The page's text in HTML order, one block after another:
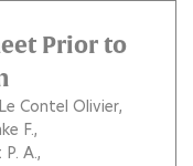
Prior to
Le Contel Olivier
F.
A.